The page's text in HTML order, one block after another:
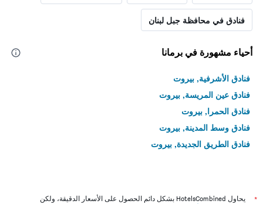
فنادق في محافظة جبل لبنان
أحياء مشهورة في برمانا
فنادق الأشرفية, بيروت
فنادق عين المريسة, بيروت
فنادق الحمرا, بيروت
فنادق وسط المدينة, بيروت
فنادق الطريق الجديدة, بيروت
*
يحاول HotelsCombined بشكل دائم الحصول على الأسعار الدقيقة، ولكن